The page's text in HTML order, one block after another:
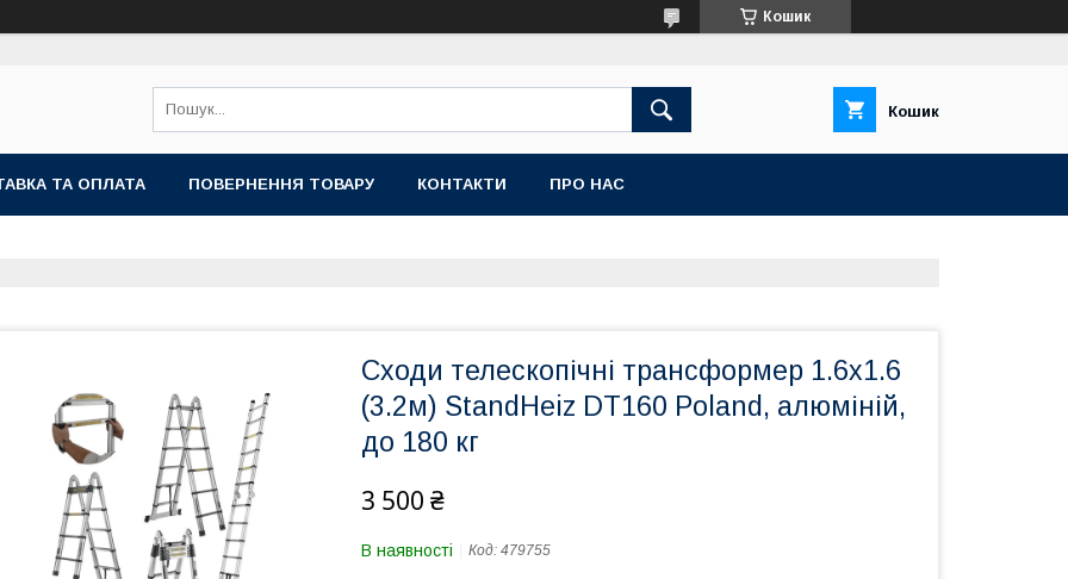
Кошик
Кошик
ТА ОПЛАТА ПОВЕРНЕННЯ ТОВАРУ КОНТАКТИ ПРО НАС
Сходи телескопічні трансформер 1.6х1.6
(3.2м) StandHeiz DT160 Poland, алюміній,
до 180 кг
3 500 ₴
В наявності Код: 479755